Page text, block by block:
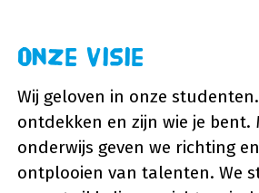
Onze visie
Wij geloven in onze
ontdekken en zijn wie je bent.
onderwijs geven we richting
ontplooien van talenten. We